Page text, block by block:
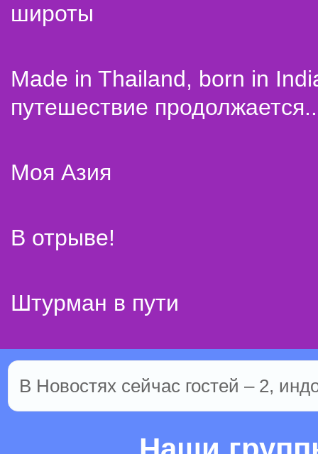
широты
Made in Thailand, born in
путешествие
Моя Азия
В отрыве!
Штурман в пути
В Новостях сейчас гостей – 2,